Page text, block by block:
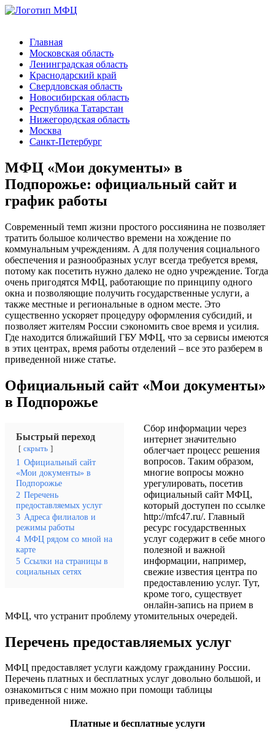
Главная
Московская область
Ленинградская область
Краснодарский край
Свердловская область
Новосибирская область
Республика Татарстан
Нижегородская область
Москва
Санкт-Петербург
МФЦ «Мои документы» в
Подпорожье: официальный сайт и
график работы
Современный темп жизни простого россиянина не позволяет
тратить большое количество времени на хождение по
коммунальным учреждениям. А для получения социального
обеспечения и разнообразных услуг всегда требуется время,
потому как посетить нужно далеко не одно учреждение. Тогда
очень пригодятся МФЦ, работающие по принципу одного
окна и позволяющие получить государственные услуги, а
также местные и региональные в одном месте. Это
существенно ускоряет процедуру оформления субсидий, и
позволяет жителям России сэкономить свое время и усилия.
Где находится ближайший ГБУ МФЦ, что за сервисы имеются
в этих центрах, время работы отделений – все это разберем в
приведенной ниже статье.
Официальный сайт «Мои документы»
в Подпорожье
Быстрый переход
скрыть
1 Официальный сайт
«Мои документы» в
Подпорожье
2 Перечень
предоставляемых услуг
3 Адреса филиалов и
режимы работы
4 МФЦ рядом со мной на
карте
5 Ссылки на страницы в
социальных сетях
Сбор информации через
интернет значительно
облегчает процесс решения
вопросов. Таким образом,
многие вопросы можно
урегулировать, посетив
официальный сайт МФЦ,
который доступен по ссылке
http://mfc47.ru/. Главный
ресурс государственных
услуг содержит в себе много
полезной и важной
информации, например,
свежие известия центра по
предоставлению услуг. Тут,
кроме того, существует
онлайн-запись на прием в
МФЦ, что устранит проблему утомительных очередей.
Перечень предоставляемых услуг
МФЦ предоставляет услуги каждому гражданину России.
Перечень платных и бесплатных услуг довольно большой, и
ознакомиться с ним можно при помощи таблицы
приведенной ниже.
Платные и бесплатные услуги